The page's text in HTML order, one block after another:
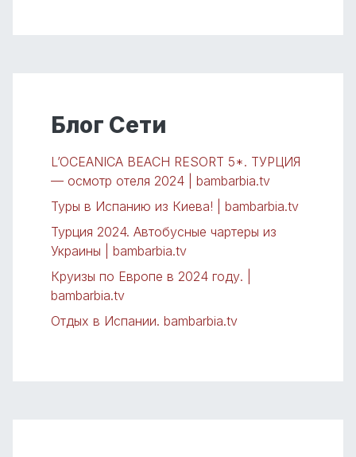
Блог Сети
L’OCEANICA BEACH RESORT 5*. ТУРЦИЯ
— осмотр отеля 2024 | bambarbia.tv
Туры в Испанию из Киева! | bambarbia.tv
Турция 2024. Автобусные чартеры из
Украины | bambarbia.tv
Круизы по Европе в 2024 году. |
bambarbia.tv
Отдых в Испании. bambarbia.tv